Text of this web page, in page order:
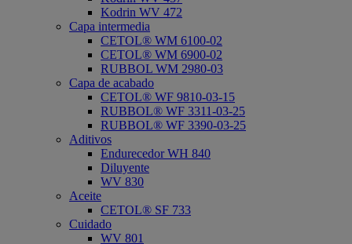
Kodrin WV 472
Capa intermedia
CETOL® WM 6100-02
CETOL® WM 6900-02
RUBBOL WM 2980-03
Capa de acabado
CETOL® WF 9810-03-15
RUBBOL® WF 3311-03-25
RUBBOL® WF 3390-03-25
Aditivos
Endurecedor WH 840
Diluyente
WV 830
Aceite
CETOL® SF 733
Cuidado
WV 801